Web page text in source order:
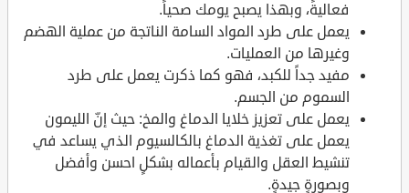
فعاليةً، وبهذا يصبح يومك صحياً.
يعمل على طرد المواد السامة الناتجة من عملية الهضم
وغيرها من العمليات.
مفيد جداً للكبد، فهو كما ذكرت يعمل على طرد
السموم من الجسم.
يعمل على تعزيز خلايا الدماغ والمخ: حيث إنّ الليمون
يعمل على تغذية الدماغ بالكالسيوم الذي يساعد في
تنشيط العقل والقيام بأعماله بشكلٍ احسن وأفضل
وبصورةٍ جيدةٍ.